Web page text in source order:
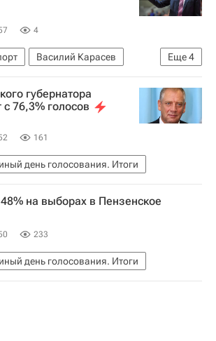
4
Еще4
Василий Карасев
Зенит (Санкт-Петербург)
(Каунас)
губернатора
76,3% голосов
161
день голосования. Итоги
на выборах в Пензенское
233
день голосования. Итоги